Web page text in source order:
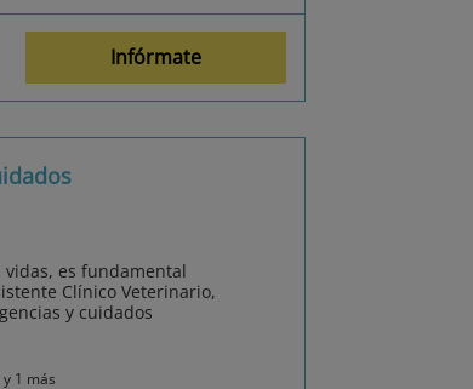
Infórmate
vidas, es fundamental
Clínico Veterinario,
y cuidados
1 más